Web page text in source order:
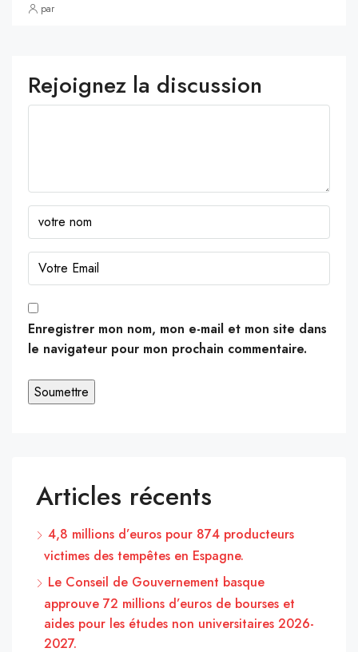
par
Rejoignez la discussion
Enregistrer mon nom, mon e-mail et mon site dans
le navigateur pour mon prochain commentaire.
Articles récents
4,8 millions d’euros pour 874 producteurs
victimes des tempêtes en Espagne.
Le Conseil de Gouvernement basque
approuve 72 millions d’euros de bourses et
aides pour les études non universitaires 2026-
2027.